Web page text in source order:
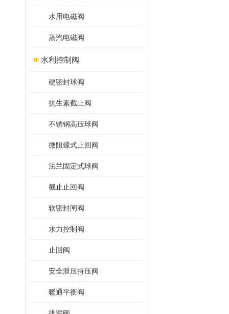
水用电磁阀
蒸汽电磁阀
水利控制阀
硬密封球阀
抗生素截止阀
不锈钢高压球阀
微阻蝶式止回阀
法兰固定式球阀
截止止回阀
软密封闸阀
水力控制阀
止回阀
安全泄压持压阀
暖通平衡阀